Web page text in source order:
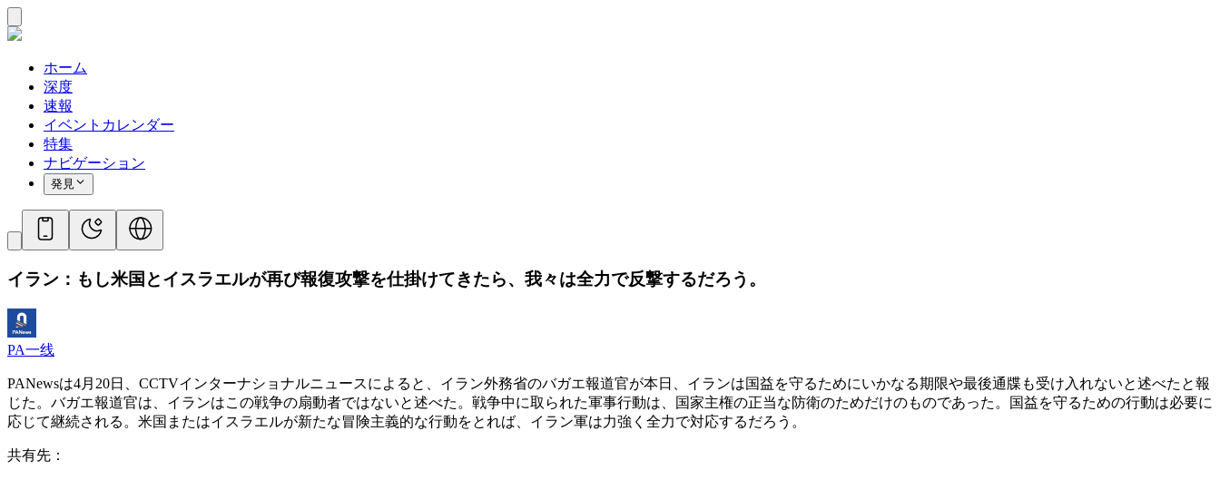
ホーム
深度
速報
イベントカレンダー
特集
ナビゲーション
発見
イラン：もし米国とイスラエルが再び報復攻撃を仕掛けてきたら、我々は全力で反撃するだろう。
PA一线
PANewsは4月20日、CCTVインターナショナルニュースによると、イラン外務省のバガエ報道官が本日、イランは国益を守るためにいかなる期限や最後通牒も受け入れないと述べたと報
じた。バガエ報道官は、イランはこの戦争の扇動者ではないと述べた。戦争中に取られた軍事行動は、国家主権の正当な防衛のためだけのものであった。国益を守るための行動は必要に
応じて継続される。米国またはイスラエルが新たな冒険主義的な行動をとれば、イラン軍は力強く全力で対応するだろう。
共有先：